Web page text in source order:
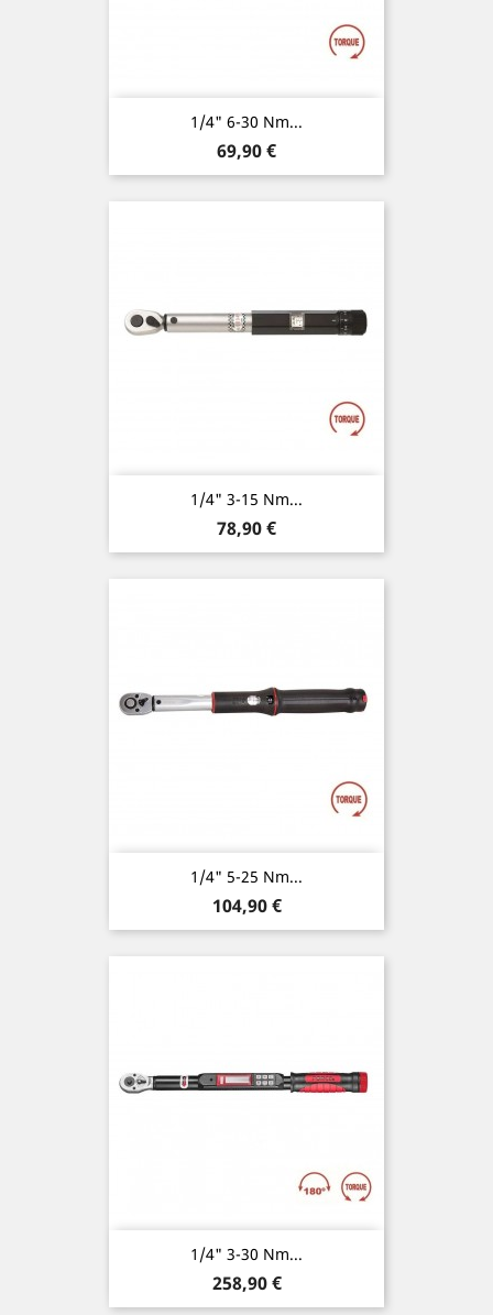
1/4" 6-30 Nm...
Preis
69,90 €
1/4" 3-15 Nm...
Preis
78,90 €
1/4" 5-25 Nm...
Preis
104,90 €
1/4" 3-30 Nm...
Preis
258,90 €